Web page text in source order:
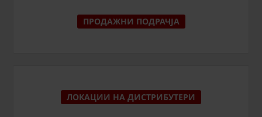
ПРОДАЖНИ ПОДРАЧЈА
ЛОКАЦИИ НА ДИСТРИБУТЕРИ